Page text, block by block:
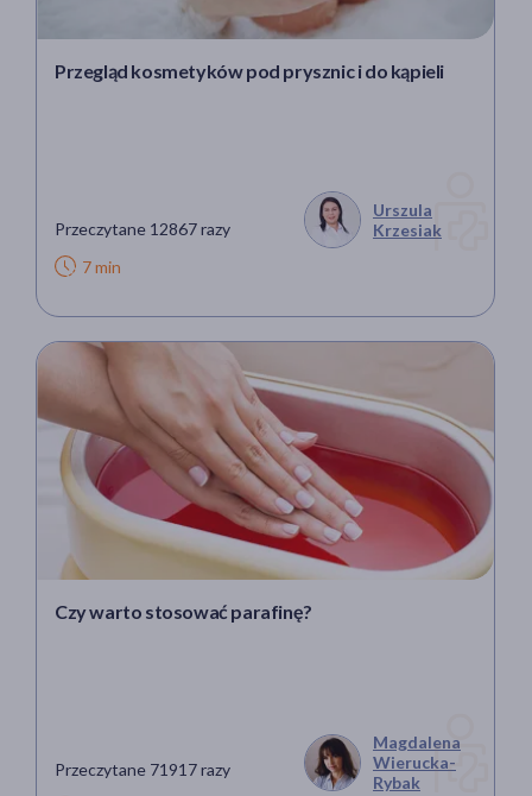
Przegląd kosmetyków pod prysznic i do kąpieli
Przeczytane 12867 razy
7 min
Urszula
Krzesiak
Czy warto stosować parafinę?
Przeczytane 71917 razy
Magdalena
Wierucka-
Rybak